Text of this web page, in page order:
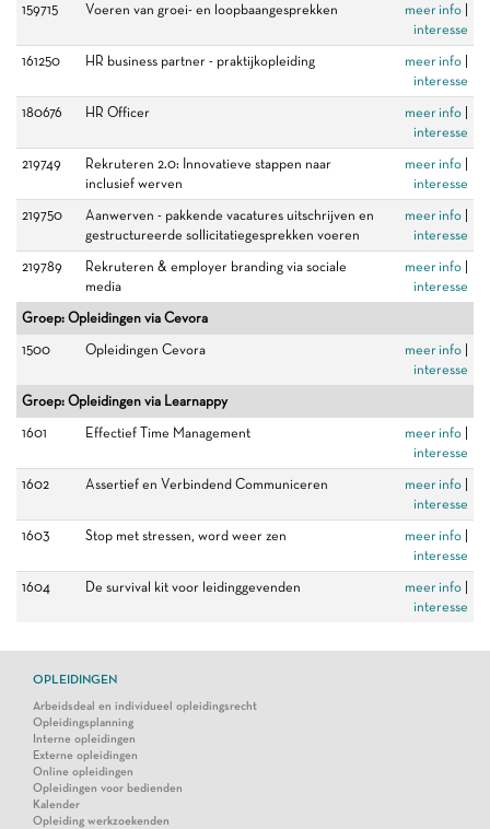
159715
Voeren van groei- en loopbaangesprekken meer info
interesse
161250
HR business partner - praktijkopleiding meer info
interesse
180676
HR Officer meer info
interesse
219749
Rekruteren 2.0: Innovatieve stappen naar
inclusief werven
meer info
interesse
219750
Aanwerven - pakkende vacatures uitschrijven en
gestructureerde sollicitatiegesprekken voeren
meer info
interesse
219789
Rekruteren & employer branding via sociale
media
meer info
interesse
Groep: Opleidingen via Cevora
1500
Opleidingen Cevora meer info
interesse
Groep: Opleidingen via Learnappy
1601
Effectief Time Management meer info
interesse
1602
Assertief en Verbindend Communiceren meer info
interesse
1603
Stop met stressen, word weer zen meer info
interesse
1604
De survival kit voor leidinggevenden meer info
interesse
OPLEIDINGEN
Arbeidsdeal en individueel opleidingsrecht
Opleidingsplanning
Interne opleidingen
Externe opleidingen
Online opleidingen
Opleidingen voor bedienden
Kalender
Opleiding werkzoekenden